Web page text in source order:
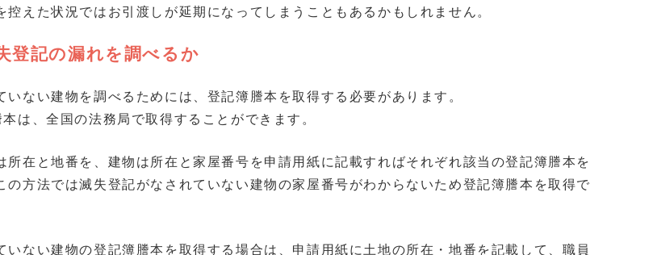
控えた状況ではお引渡しが延期になってしまうこともあるかもしれません。
登記の漏れを調べるか
いない建物を調べるためには、登記簿謄本を取得する必要があります。
は、全国の法務局で取得することができます。
所在と地番を、建物は所在と家屋番号を申請用紙に記載すればそれぞれ該当の登記簿謄本を
の方法では滅失登記がなされていない建物の家屋番号がわからないため登記簿謄本を取得で
いない建物の登記簿謄本を取得する場合は、申請用紙に土地の所在・地番を記載して、職員